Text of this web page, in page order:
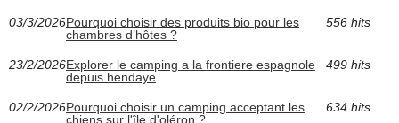
03/3/2026Pourquoi choisir des produits bio pour les
chambres d’hôtes ?
556 hits
23/2/2026Explorer le camping a la frontiere espagnole
depuis hendaye
499 hits
02/2/2026Pourquoi choisir un camping acceptant les
chiens sur l'île d'oléron ?
634 hits